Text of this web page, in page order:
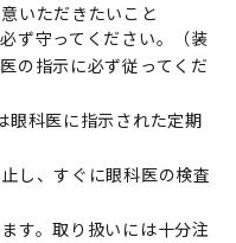
いただきたいこと
ず守ってください。（装
の指示に必ず従ってくだ
眼科医に指示された定期
し、すぐに眼科医の検査
す。取り扱いには十分注